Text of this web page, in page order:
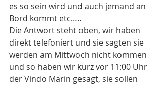
es so sein wird und auch jemand an
Bord kommt etc…..
Die Antwort steht oben, wir haben
direkt telefoniert und sie sagten sie
werden am Mittwoch nicht kommen
und so haben wir kurz vor 11:00 Uhr
der Vindö Marin gesagt, sie sollen